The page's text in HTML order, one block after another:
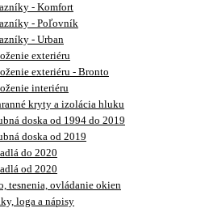
- Komfort
- Poľovník
- Urban
exteriéru
exteriéru - Bronto
interiéru
kryty a izolácia hluku
doska od 1994 do 2019
doska od 2019
do 2020
od 2020
tesnenia, ovládanie okien
loga a nápisy